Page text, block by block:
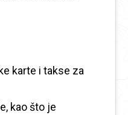
karte i takse za
kao što je